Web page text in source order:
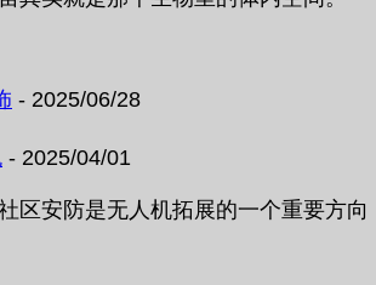
- 2025/06/28
- 2025/04/01
区安防是无人机拓展的一个重要方